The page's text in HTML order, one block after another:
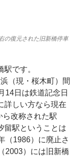
の復元された旧新橋停車
です。
（現・桜木町）間
14日は鉄道記念日
詳しい方なら現在
改称された駅
留駅ということは
（1986）に廃止さ
2003）には旧新橋